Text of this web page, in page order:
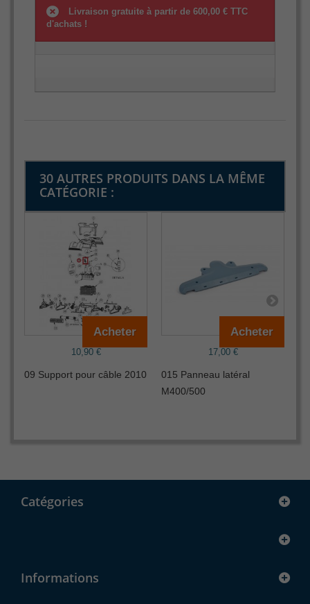
Livraison gratuite à partir de 600,00 € TTC
d'achats !
30 AUTRES PRODUITS DANS LA MÊME
CATÉGORIE :
10,90 €
Acheter
09 Support pour câble 2010
17,00 €
Acheter
015 Panneau latéral
M400/500
Catégories
Informations